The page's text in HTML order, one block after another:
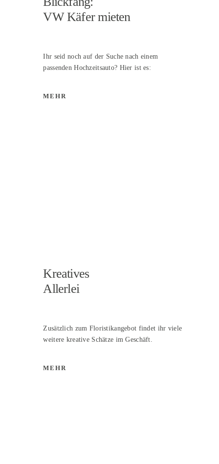
VW Käfer mieten
Kreatives
Allerlei
Ihr seid noch auf der Suche nach einem
passenden Hochzeitsauto? Hier ist es:
Zusätzlich zum Floristikangebot findet ihr viele
weitere kreative Schätze im Geschäft.
MEHR
MEHR